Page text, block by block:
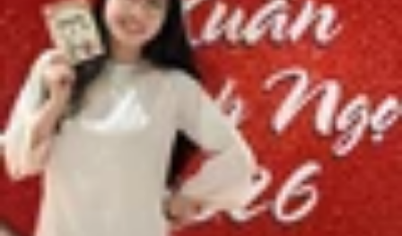
Tin tức
Tin Mới
Tin MớiĐánh Giá - Trên Tay So SánhTư vấnKhuyến
mãi
Thủ thuậtHỏi đáp App - GameThông báoKhách
hàng - Sự kiện
iPhone 17e ra mắt: Hiệu năng đột
phá với mức giá hấp dẫn
Lê Thị Huỳnh Như